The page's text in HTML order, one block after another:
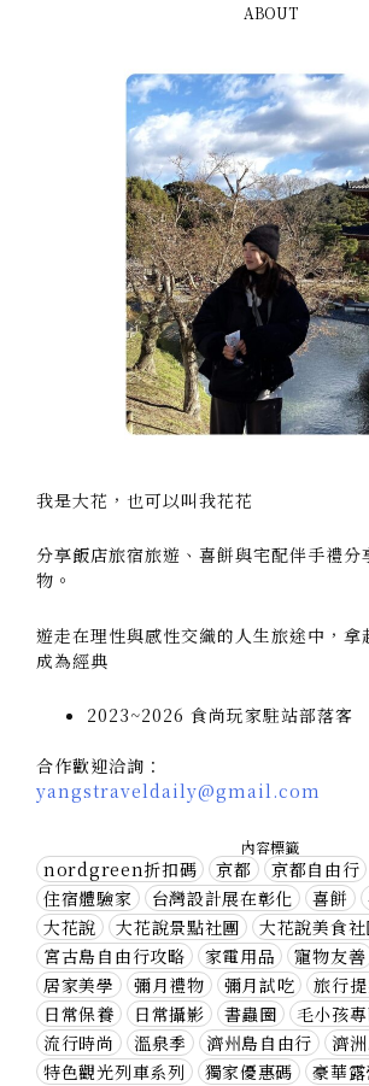
ABOUT
我是大花，也可以叫我花花
分享飯店旅宿旅遊、喜餅與宅配伴手禮分
物。
遊走在理性與感性交織的人生旅途中，拿
成為經典
2023~2026 食尚玩家駐站部落客
合作歡迎洽詢：
yangstraveldaily@gmail.com
內容標籤
nordgreen折扣碼 京都 京都自由行
住宿體驗家
台灣設計展在彰化 喜餅
大花說
大花說景點社團 大花說美食社
宮古島自由行攻略
家電用品 寵物友善
居家美學
彌月禮物 彌月試吃 旅行
日常保養
日常攝影 書蟲圈 毛小孩
流行時尚
溫泉季 濟州島自由行
濟
特色觀光列車系列
獨家優惠碼
豪華露